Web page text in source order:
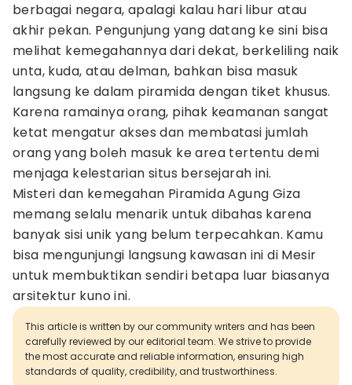
berbagai negara, apalagi kalau hari libur atau
akhir pekan. Pengunjung yang datang ke sini bisa
melihat kemegahannya dari dekat, berkeliling naik
unta, kuda, atau delman, bahkan bisa masuk
langsung ke dalam piramida dengan tiket khusus.
Karena ramainya orang, pihak keamanan sangat
ketat mengatur akses dan membatasi jumlah
orang yang boleh masuk ke area tertentu demi
menjaga kelestarian situs bersejarah ini.
Misteri dan kemegahan Piramida Agung Giza
memang selalu menarik untuk dibahas karena
banyak sisi unik yang belum terpecahkan. Kamu
bisa mengunjungi langsung kawasan ini di Mesir
untuk membuktikan sendiri betapa luar biasanya
arsitektur kuno ini.
This article is written by our community writers and has been
carefully reviewed by our editorial team. We strive to provide
the most accurate and reliable information, ensuring high
standards of quality, credibility, and trustworthiness.